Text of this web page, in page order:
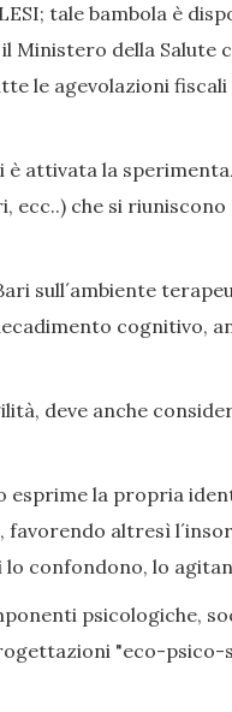
tale bambola è
della Salute
le agevolazioni
attivata la
che si
sull´ambiente
cognitivo,
deve anche
esprime la propria
altresì
confondono, lo
psicologiche,
"eco-psico-